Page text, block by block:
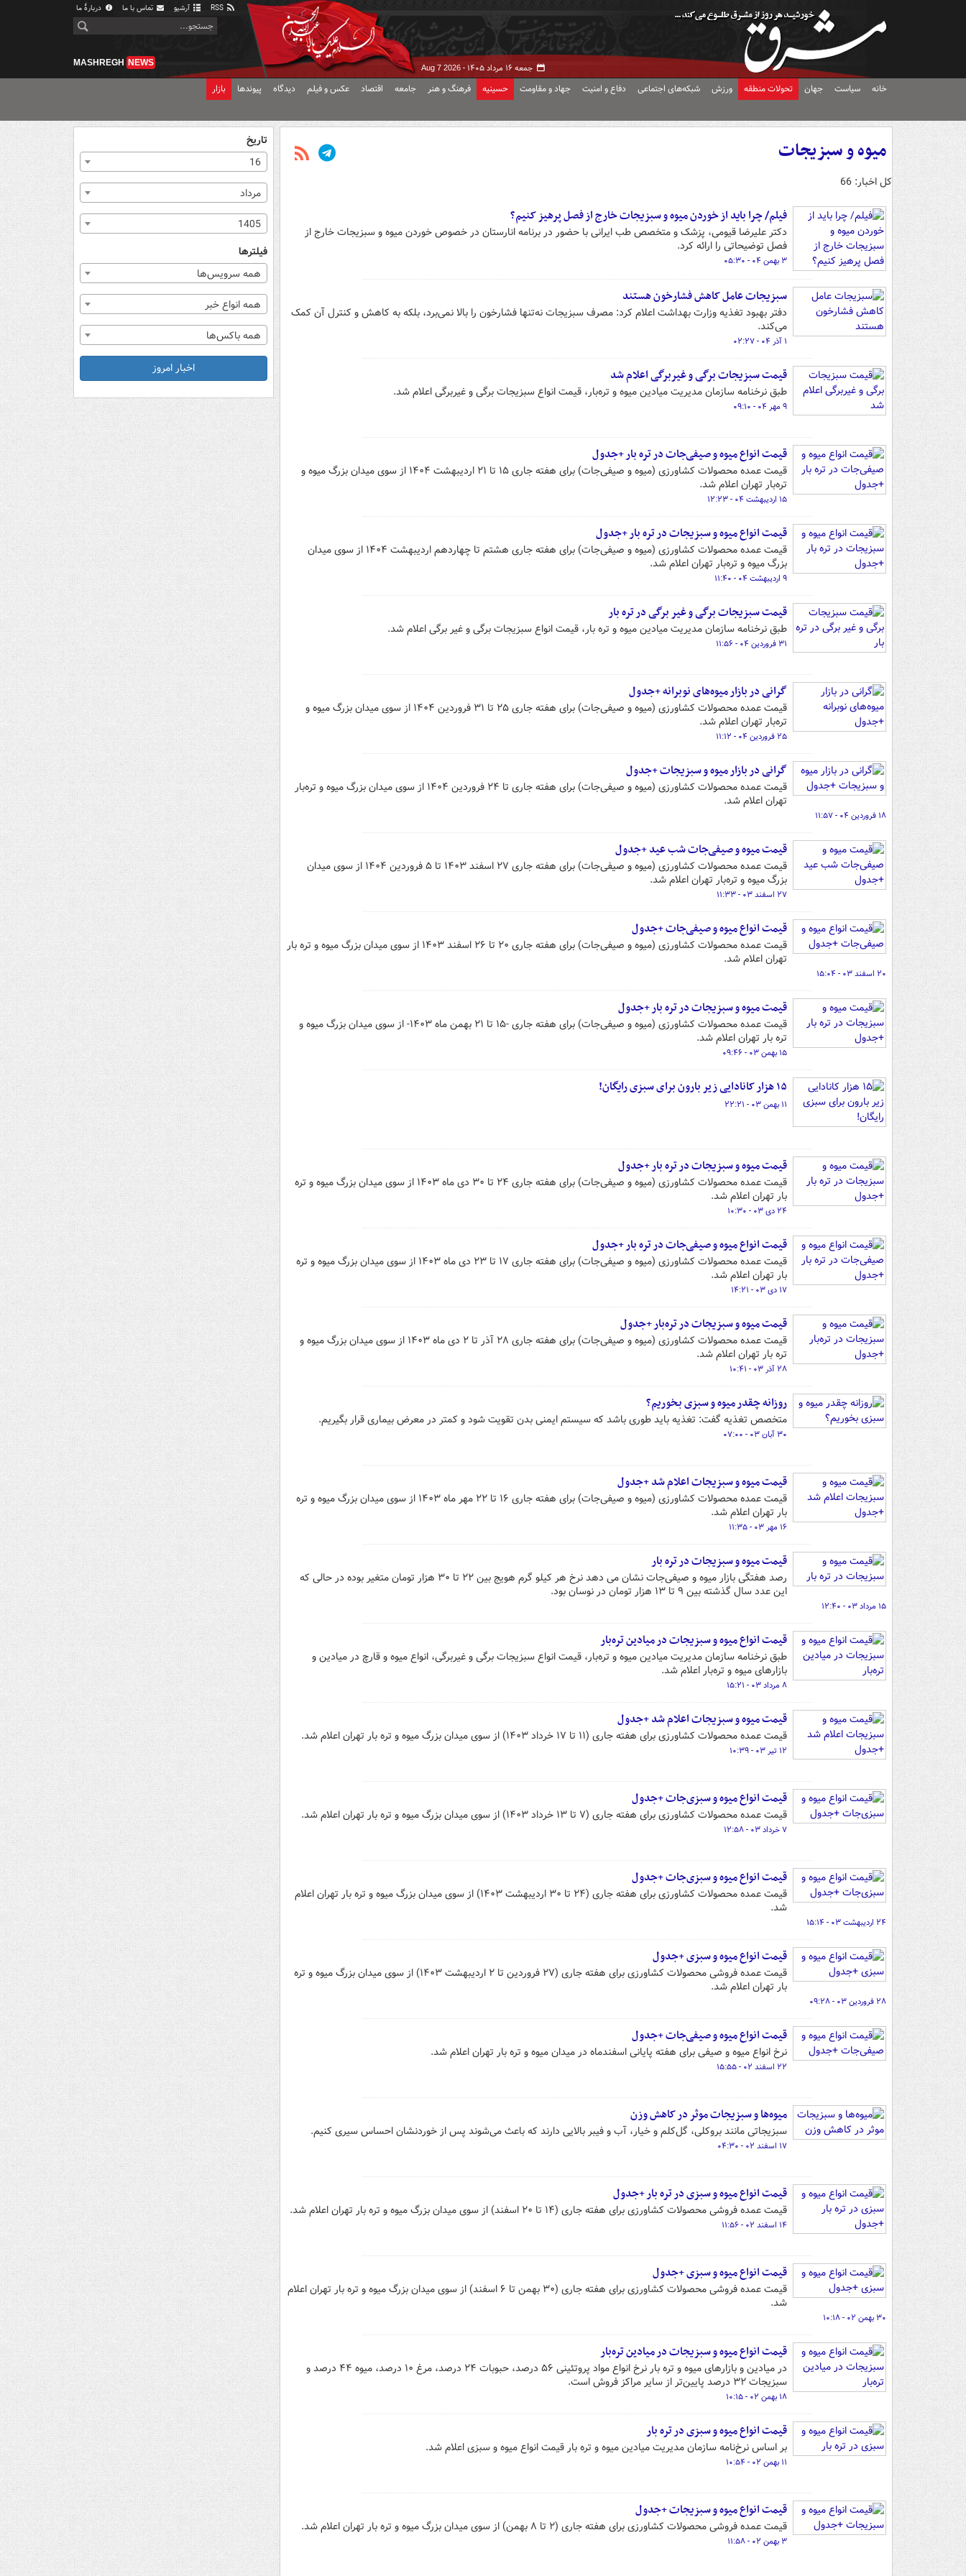
آرشیو تماس با ما دربارهٔ ما
جمعه ۱۶ مرداد ۱۴۰۵ - Aug 7 2026
MASHREGH NEWS
خانه سیاست جهان تحولات منطقه ورزش شبکه‌های اجتماعی دفاع و امنیت جهاد و مقاومت حسینیه فرهنگ و هنر جامعه اقتصاد عکس و فیلم دیدگاه پیوندها بازار
میوه و سبزیجات
کل اخبار: 66
فیلم/ چرا باید از خوردن میوه و سبزیجات خارج از فصل پرهیز کنیم؟
دکتر علیرضا قیومی، پزشک و متخصص طب ایرانی با حضور در برنامه انارستان در خصوص خوردن میوه و سبزیجات خارج از
فصل توضیحاتی را ارائه کرد.
۳ بهمن ۰۴ - ۰۵:۳۰
سبزیجات عامل کاهش فشارخون هستند
دفتر بهبود تغذیه وزارت بهداشت اعلام کرد: مصرف سبزیجات نه‌تنها فشارخون را بالا نمی‌برد، بلکه به کاهش و کنترل آن کمک
می‌کند.
۱ آذر ۰۴ - ۰۲:۲۷
قیمت سبزیجات برگی و غیربرگی اعلام شد
طبق نرخنامه سازمان مدیریت میادین میوه و تره‌بار، قیمت انواع سبزیجات برگی و غیربرگی اعلام شد.
۹ مهر ۰۴ - ۰۹:۱۰
قیمت انواع میوه و صیفی‌جات در تره بار +جدول
قیمت عمده محصولات کشاورزی (میوه و صیفی‌جات) برای هفته جاری ۱۵ تا ۲۱ اردیبهشت ۱۴۰۴ از سوی میدان بزرگ میوه و
تره‌بار تهران اعلام شد.
۱۵ اردیبهشت ۰۴ - ۱۲:۲۳
قیمت انواع میوه و سبزیجات در تره بار +جدول
قیمت عمده محصولات کشاورزی (میوه و صیفی‌جات) برای هفته جاری هشتم تا چهاردهم اردیبهشت ۱۴۰۴ از سوی میدان
بزرگ میوه و تره‌بار تهران اعلام شد.
۹ اردیبهشت ۰۴ - ۱۱:۴۰
قیمت سبزیجات برگی و غیر برگی در تره بار
طبق نرخنامه سازمان مدیریت میادین میوه و تره بار، قیمت انواع سبزیجات برگی و غیر برگی اعلام شد.
۳۱ فروردین ۰۴ - ۱۱:۵۶
گرانی در بازار میوه‌های نوبرانه +جدول
قیمت عمده محصولات کشاورزی (میوه و صیفی‌جات) برای هفته جاری ۲۵ تا ۳۱ فروردین ۱۴۰۴ از سوی میدان بزرگ میوه و
تره‌بار تهران اعلام شد.
۲۵ فروردین ۰۴ - ۱۱:۱۲
گرانی در بازار میوه و سبزیجات +جدول
قیمت عمده محصولات کشاورزی (میوه و صیفی‌جات) برای هفته جاری تا ۲۴ فروردین ۱۴۰۴ از سوی میدان بزرگ میوه و تره‌بار
تهران اعلام شد.
۱۸ فروردین ۰۴ - ۱۱:۵۷
قیمت میوه و صیفی‌جات شب عید +جدول
قیمت عمده محصولات کشاورزی (میوه و صیفی‌جات) برای هفته جاری ۲۷ اسفند ۱۴۰۳ تا ۵ فروردین ۱۴۰۴ از سوی میدان
بزرگ میوه و تره‌بار تهران اعلام شد.
۲۷ اسفند ۰۳ - ۱۱:۳۳
قیمت انواع میوه و صیفی‌جات +جدول
قیمت عمده محصولات کشاورزی (میوه و صیفی‌جات) برای هفته جاری ۲۰ تا ۲۶ اسفند ۱۴۰۳ از سوی میدان بزرگ میوه و تره بار
تهران اعلام شد.
۲۰ اسفند ۰۳ - ۱۵:۰۴
قیمت میوه و سبزیجات در تره بار +جدول
قیمت عمده محصولات کشاورزی (میوه و صیفی‌جات) برای هفته جاری -۱۵ تا ۲۱ بهمن ماه ۱۴۰۳- از سوی میدان بزرگ میوه و
تره بار تهران اعلام شد.
۱۵ بهمن ۰۳ - ۰۹:۴۶
۱۵ هزار کانادایی زیر بارون برای سبزی رایگان!
۱۱ بهمن ۰۳ - ۲۲:۲۱
قیمت میوه و سبزیجات در تره بار +جدول
قیمت عمده محصولات کشاورزی (میوه و صیفی‌جات) برای هفته جاری ۲۴ تا ۳۰ دی ماه ۱۴۰۳ از سوی میدان بزرگ میوه و تره
بار تهران اعلام شد.
۲۴ دی ۰۳ - ۱۰:۳۰
قیمت انواع میوه و صیفی‌جات در تره بار +جدول
قیمت عمده محصولات کشاورزی (میوه و صیفی‌جات) برای هفته جاری ۱۷ تا ۲۳ دی ماه ۱۴۰۳ از سوی میدان بزرگ میوه و تره
بار تهران اعلام شد.
۱۷ دی ۰۳ - ۱۴:۲۱
قیمت میوه و سبزیجات در تره‌بار +جدول
قیمت عمده محصولات کشاورزی (میوه و صیفی‌جات) برای هفته جاری ۲۸ آذر تا ۲ دی ماه ۱۴۰۳ از سوی میدان بزرگ میوه و
تره بار تهران اعلام شد.
۲۸ آذر ۰۳ - ۱۰:۴۱
روزانه چقدر میوه و سبزی بخوریم؟
متخصص تغذیه گفت: تغذیه باید طوری باشد که سیستم ایمنی بدن تقویت شود و کمتر در معرض بیماری قرار بگیریم.
۳۰ آبان ۰۳ - ۰۷:۰۰
قیمت میوه و سبزیجات اعلام شد +جدول
قیمت عمده محصولات کشاورزی (میوه و صیفی‌جات) برای هفته جاری ۱۶ تا ۲۲ مهر ماه ۱۴۰۳ از سوی میدان بزرگ میوه و تره
بار تهران اعلام شد.
۱۶ مهر ۰۳ - ۱۱:۳۵
قیمت میوه و سبزیجات در تره بار
رصد هفتگی بازار میوه و صیفی‌جات نشان می دهد نرخ هر کیلو گرم هویج بین ۲۲ تا ۳۰ هزار تومان متغیر بوده در حالی که
این عدد سال گذشته بین ۹ تا ۱۳ هزار تومان در نوسان بود.
۱۵ مرداد ۰۳ - ۱۲:۴۰
قیمت انواع میوه و سبزیجات در میادین تره‌بار
طبق نرخنامه سازمان مدیریت میادین میوه و تره‌بار، قیمت انواع سبزیجات برگی و غیربرگی، انواع میوه و قارچ در میادین و
بازارهای میوه و تره‌بار اعلام شد.
۸ مرداد ۰۳ - ۱۵:۲۱
قیمت میوه و سبزیجات اعلام شد +جدول
قیمت عمده محصولات کشاورزی برای هفته جاری (۱۱ تا ۱۷ خرداد ۱۴۰۳) از سوی میدان بزرگ میوه و تره بار تهران اعلام شد.
۱۲ تیر ۰۳ - ۱۰:۳۹
قیمت انواع میوه و سبزی‌جات +جدول
قیمت عمده محصولات کشاورزی برای هفته جاری (۷ تا ۱۳ خرداد ۱۴۰۳) از سوی میدان بزرگ میوه و تره بار تهران اعلام شد.
۷ خرداد ۰۳ - ۱۲:۵۸
قیمت انواع میوه و سبزی‌جات +جدول
قیمت عمده محصولات کشاورزی برای هفته جاری (۲۴ تا ۳۰ اردیبهشت ۱۴۰۳) از سوی میدان بزرگ میوه و تره بار تهران اعلام
شد.
۲۴ اردیبهشت ۰۳ - ۱۵:۱۴
قیمت انواع میوه و سبزی +جدول
قیمت عمده فروشی محصولات کشاورزی برای هفته جاری (۲۷ فروردین تا ۲ اردیبهشت ۱۴۰۳) از سوی میدان بزرگ میوه و تره
بار تهران اعلام شد.
۲۸ فروردین ۰۳ - ۰۹:۲۸
قیمت انواع میوه و صیفی‌جات +جدول
نرخ انواع میوه و صیفی برای هفته پایانی اسفندماه در میدان میوه و تره بار تهران اعلام شد.
۲۲ اسفند ۰۲ - ۱۵:۵۵
میوه‌ها و سبزیجات موثر در کاهش وزن
سبزیجاتی مانند بروکلی، گل‌کلم و خیار، آب و فیبر بالایی دارند که باعث می‌شوند پس از خوردنشان احساس سیری کنیم.
۱۷ اسفند ۰۲ - ۰۴:۳۰
قیمت انواع میوه و سبزی در تره بار +جدول
قیمت عمده فروشی محصولات کشاورزی برای هفته جاری (۱۴ تا ۲۰ اسفند) از سوی میدان بزرگ میوه و تره بار تهران اعلام شد.
۱۴ اسفند ۰۲ - ۱۱:۵۶
قیمت انواع میوه و سبزی +جدول
قیمت عمده فروشی محصولات کشاورزی برای هفته جاری (۳۰ بهمن تا ۶ اسفند) از سوی میدان بزرگ میوه و تره بار تهران اعلام
شد.
۳۰ بهمن ۰۲ - ۱۰:۱۸
قیمت انواع میوه و سبزیجات در میادین تره‌بار
در میادین و بازارهای میوه و تره بار نرخ انواع مواد پروتئینی ۵۶ درصد، حبوبات ۲۴ درصد، مرغ ۱۰ درصد، میوه ۴۴ درصد و
سبزیجات ۳۲ درصد پایین‌تر از سایر مراکز فروش است.
۱۸ بهمن ۰۲ - ۱۰:۱۵
قیمت انواع میوه و سبزی در تره بار
بر اساس نرخ‌نامه سازمان مدیریت میادین میوه و تره بار قیمت انواع میوه و سبزی اعلام شد.
۱۱ بهمن ۰۲ - ۱۰:۵۴
قیمت انواع میوه و سبزیجات +جدول
قیمت عمده فروشی محصولات کشاورزی برای هفته جاری (۲ تا ۸ بهمن) از سوی میدان بزرگ میوه و تره بار تهران اعلام شد.
۳ بهمن ۰۲ - ۱۱:۵۸
تاریخ
16
مرداد
1405
فیلترها
همه سرویس‌ها
همه انواع خبر
همه باکس‌ها
اخبار امروز